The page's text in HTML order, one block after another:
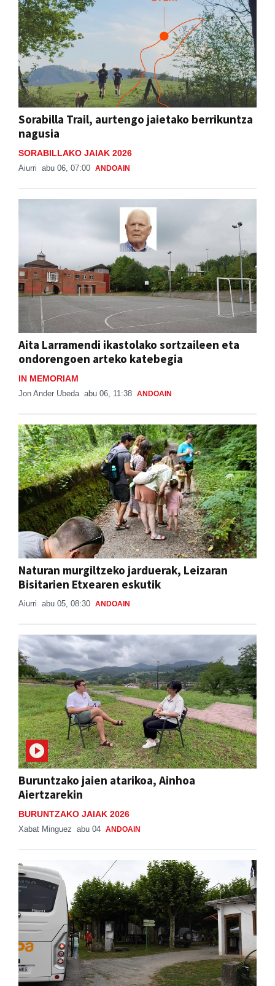
Sorabilla Trail, aurtengo jaietako berrikuntza
nagusia
SORABILLAKO JAIAK 2026
Aiurri abu 06, 07:00 ANDOAIN
Aita Larramendi ikastolako sortzaileen eta
ondorengoen arteko katebegia
IN MEMORIAM
Jon Ander Ubeda abu 06, 11:38 ANDOAIN
Naturan murgiltzeko jarduerak, Leizaran
Bisitarien Etxearen eskutik
Aiurri abu 05, 08:30 ANDOAIN
Buruntzako jaien atarikoa, Ainhoa
Aiertzarekin
BURUNTZAKO JAIAK 2026
Xabat Minguez abu 04 ANDOAIN